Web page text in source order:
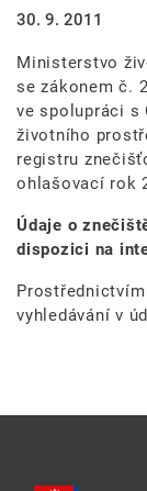
30. 9. 2011
Ministerstvo
se zákonem č.
ve spolupráci s
životního
registru
ohlašovací rok
Údaje o
dispozici na
vyhledávání v